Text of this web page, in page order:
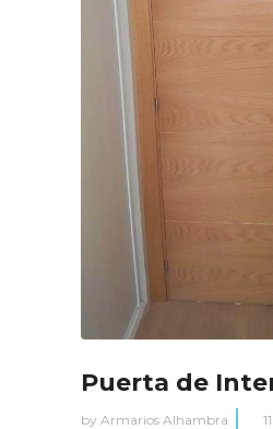
Puerta de
by Armarios Alhambra